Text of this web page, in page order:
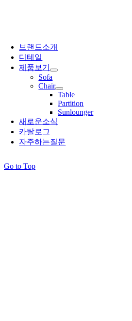
브랜드소개
디테일
제품보기
Sofa
Chair
Table
Partition
Sunlounger
새로운소식
카탈로그
자주하는질문
Go to Top